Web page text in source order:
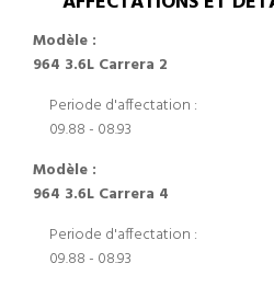
Modèle :
964 3.6L Carrera 2
Periode d'affectation :
09.88 - 08.93
Modèle :
964 3.6L Carrera 4
Periode d'affectation :
09.88 - 08.93